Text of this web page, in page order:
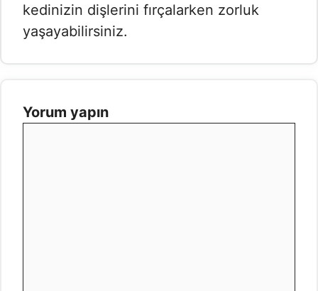
kedinizin dişlerini fırçalarken zorluk
yaşayabilirsiniz.
Yorum yapın